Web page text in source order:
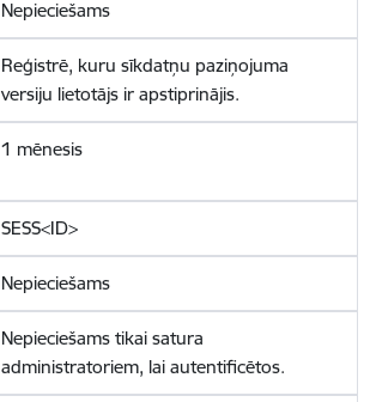
Nepieciešams
Reģistrē, kuru sīkdatņu paziņojuma
versiju lietotājs ir apstiprinājis.
1 mēnesis
SESS<ID>
Nepieciešams
Nepieciešams tikai satura
administratoriem, lai autentificētos.